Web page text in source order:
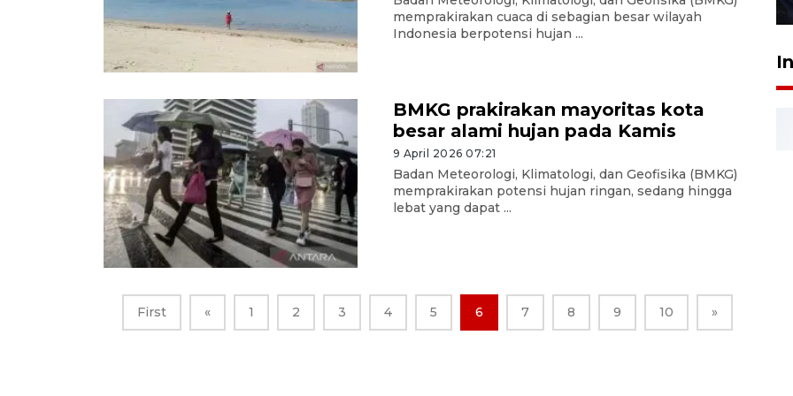
memprakirakan cuaca di sebagian besar wilayah
Indonesia berpotensi hujan ...
BMKG prakirakan mayoritas kota
besar alami hujan pada Kamis
9 April 2026 07:21
Badan Meteorologi, Klimatologi, dan Geofisika (BMKG)
memprakirakan potensi hujan ringan, sedang hingga
lebat yang dapat ...
First « 1 2 3 4 5 6 7 8 9 10 »